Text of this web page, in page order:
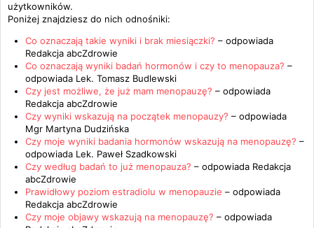
użytkowników.
Poniżej znajdziesz do nich odnośniki:
Co oznaczają takie wyniki i brak miesiączki? – odpowiada
Redakcja abcZdrowie
Co oznaczają wyniki badań hormonów i czy to menopauza? –
odpowiada Lek. Tomasz Budlewski
Czy jest możliwe, że już mam menopauzę? – odpowiada
Redakcja abcZdrowie
Czy wyniki wskazują na początek menopauzy? – odpowiada
Mgr Martyna Dudzińska
Czy moje wyniki badania hormonów wskazują na menopauzę? –
odpowiada Lek. Paweł Szadkowski
Czy według badań to już menopauza? – odpowiada Redakcja
abcZdrowie
Prawidłowy poziom estradiolu w menopauzie – odpowiada
Redakcja abcZdrowie
Czy moje objawy wskazują na menopauzę? – odpowiada